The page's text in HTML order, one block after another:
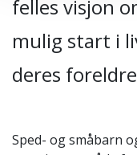
felles visjon
mulig start i
deres
Sped- og småbarn